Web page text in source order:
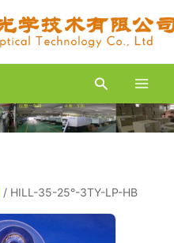
搜
索
Main
/ HILL-35-25°-3TY-LP-HB